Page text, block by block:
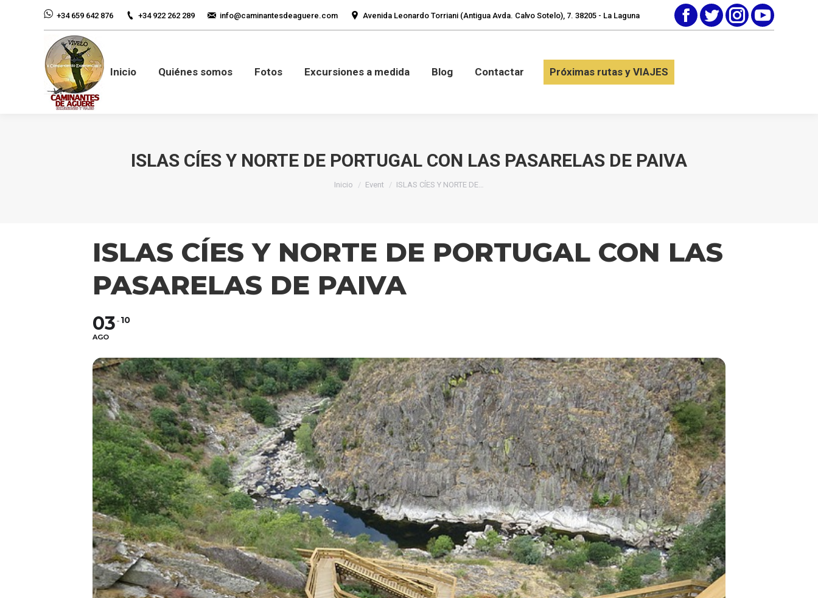
+34 659 642 876 +34 922 262 289 info@caminantesdeaguere.com Avenida Leonardo Torriani (Antigua Avda. Calvo Sotelo), 7. 38205 - La Laguna
FacebookTwitterInstagramYouTube
Inicio Quiénes somos Fotos Excursiones a medida Blog Contactar Próximas rutas y VIAJES
ISLAS CÍES Y NORTE DE PORTUGAL CON LAS PASARELAS DE PAIVA
Estás aquí:
Inicio Event ISLAS CÍES Y NORTE DE…
ISLAS CÍES Y NORTE DE PORTUGAL CON LAS
PASARELAS DE PAIVA
03
AGO
10